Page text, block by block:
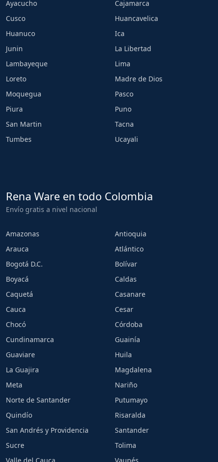
Ayacucho
Cajamarca
Cusco
Huancavelica
Huanuco
Ica
Junin
La Libertad
Lambayeque
Lima
Loreto
Madre de Dios
Moquegua
Pasco
Piura
Puno
San Martin
Tacna
Tumbes
Ucayali
Rena Ware en todo Colombia
Envío gratis a nivel nacional
Amazonas
Antioquia
Arauca
Atlántico
Bogotá D.C.
Bolívar
Boyacá
Caldas
Caquetá
Casanare
Cauca
Cesar
Chocó
Córdoba
Cundinamarca
Guainía
Guaviare
Huila
La Guajira
Magdalena
Meta
Nariño
Norte de Santander
Putumayo
Quindío
Risaralda
San Andrés y Providencia
Santander
Sucre
Tolima